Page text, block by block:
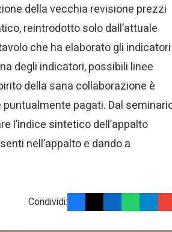
della vecchia revisione prezzi
reintrodotto solo dall’attuale
che ha elaborato gli indicatori
degli indicatori, possibili linee
della sana collaborazione è
pagati. Dal
l’indice sintetico dell’appalto
nell’appalto e dando a
Condividi: